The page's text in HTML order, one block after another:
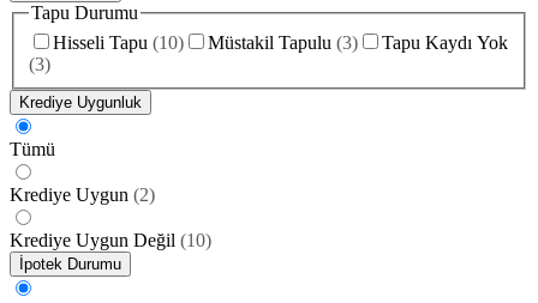
Tapu Durumu
Hisseli Tapu (10) Müstakil Tapulu (3)
Tapu Kaydı Yok
(3)
Krediye Uygunluk
Tümü
Krediye Uygun (2)
Krediye Uygun Değil (10)
İpotek Durumu